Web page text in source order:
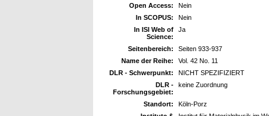
Open Access:
Nein
In SCOPUS:
Nein
In ISI Web of
Science:
Ja
Seitenbereich:
Seiten 933-937
Name der Reihe:
Vol. 42 No. 11
DLR - Schwerpunkt:
NICHT SPEZIFIZIERT
DLR -
Forschungsgebiet:
keine Zuordnung
Standort:
Köln-Porz